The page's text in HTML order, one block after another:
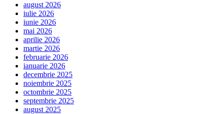
august 2026
iulie 2026
iunie 2026
mai 2026
aprilie 2026
martie 2026
februarie 2026
ianuarie 2026
decembrie 2025
noiembrie 2025
octombrie 2025
septembrie 2025
august 2025